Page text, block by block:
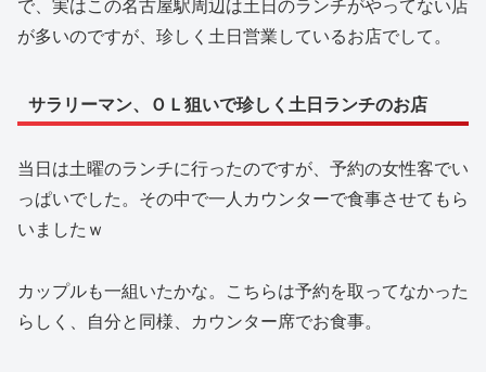
で、実はこの名古屋駅周辺は土日のランチがやってない店
が多いのですが、珍しく土日営業しているお店でして。
サラリーマン、ＯＬ狙いで珍しく土日ランチのお店
当日は土曜のランチに行ったのですが、予約の女性客でい
っぱいでした。その中で一人カウンターで食事させてもら
いましたｗ
カップルも一組いたかな。こちらは予約を取ってなかった
らしく、自分と同様、カウンター席でお食事。